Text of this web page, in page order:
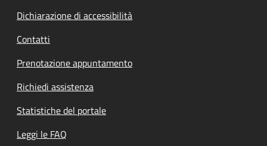
Dichiarazione di accessibilità
Contatti
Prenotazione appuntamento
Richiedi assistenza
Statistiche del portale
Leggi le FAQ